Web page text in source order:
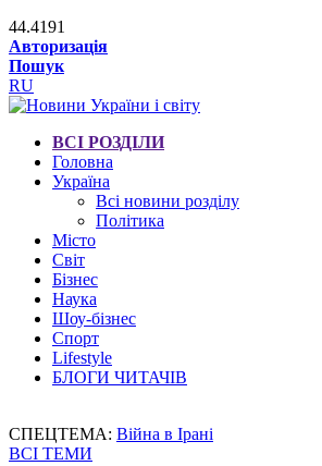
44.4191
Авторизація
Пошук
RU
ВСІ РОЗДІЛИ
Головна
Україна
Всі новини розділу
Політика
Місто
Світ
Бізнес
Наука
Шоу-бізнес
Спорт
Lifestyle
БЛОГИ ЧИТАЧІВ
СПЕЦТЕМА: Війна в Ірані
ВСІ ТЕМИ